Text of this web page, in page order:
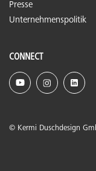
Presse
Unternehmenspolitik
CONNECT
© Kermi Duschdesign